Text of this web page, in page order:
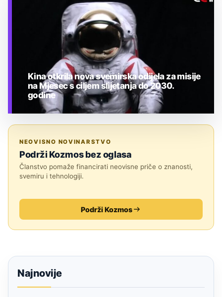
Kina otkrila nova svemirska odijela za misije
na Mjesec s ciljem slijetanja do 2030.
godine
NEOVISNO NOVINARSTVO
Podrži Kozmos bez oglasa
Članstvo pomaže financirati neovisne priče o znanosti,
svemiru i tehnologiji.
Podrži Kozmos
Najnovije